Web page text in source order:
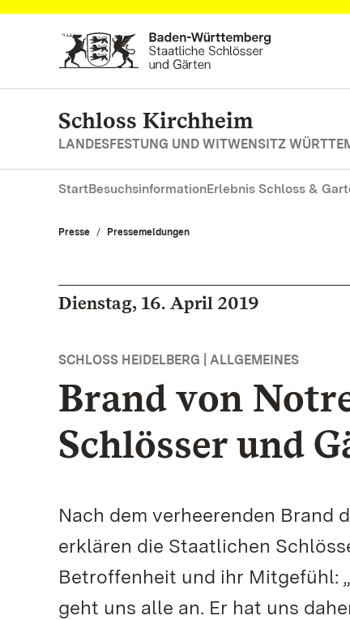
Zum Hauptinhalt springen
Schloss Kirchheim
LANDESFESTUNG UND WITWENSITZ
StartBesuchsinformationErlebnis Schloss &
Presse Pressemeldungen
Dienstag, 16. April 2019
SCHLOSS HEIDELBERG | ALLGEMEINES
Brand von
Schlösser und
Nach dem verheerenden Brand
erklären die Staatlichen
Betroffenheit und ihr Mitgefühl:
geht uns alle an. Er hat uns